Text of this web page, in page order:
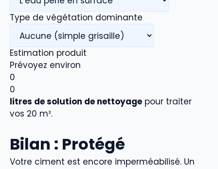
Type de végétation dominante
Estimation produit
Prévoyez environ
0
0
litres de solution de nettoyage pour traiter
vos 20 m².
Bilan : Protégé
Votre ciment est encore imperméabilisé. Un